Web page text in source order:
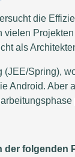
die
als
Spring),
Android. Aber
der folgenden